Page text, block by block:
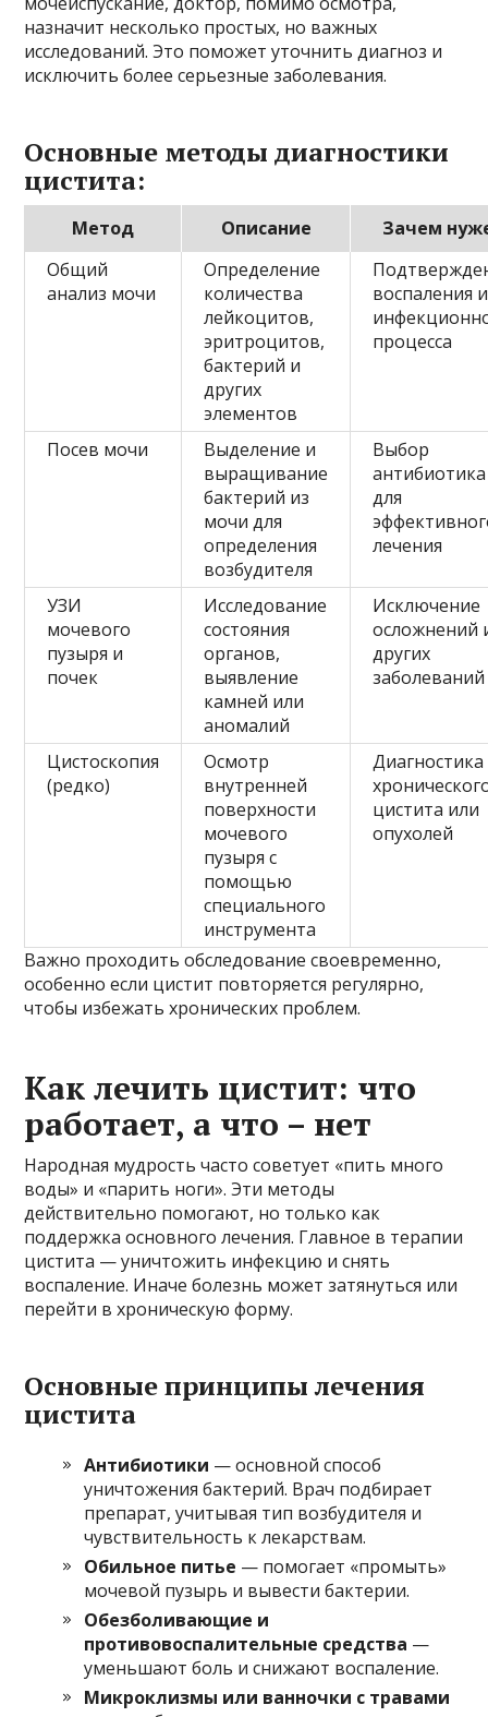
назначит несколько простых, но важных
исследований. Это поможет уточнить диагноз и
исключить более серьезные заболевания.
Основные методы диагностики
цистита:
Метод Описание
Зачем
Общий
анализ мочи
Определение
количества
лейкоцитов,
эритроцитов,
бактерий и
других
элементов
воспаления и
процесса
Посев мочи
Выделение и
выращивание
бактерий из
мочи для
определения
возбудителя
Выбор
антибиотика
для
лечения
УЗИ
мочевого
пузыря и
почек
Исследование
состояния
органов,
выявление
камней или
аномалий
Исключение
осложнений
других
заболеваний
Цистоскопия
(редко)
Осмотр
внутренней
поверхности
мочевого
пузыря с
помощью
специального
инструмента
Диагностика
цистита или
опухолей
Важно проходить обследование своевременно,
особенно если цистит повторяется регулярно,
чтобы избежать хронических проблем.
Как лечить цистит: что
работает, а что – нет
Народная мудрость часто советует «пить много
воды» и «парить ноги». Эти методы
действительно помогают, но только как
поддержка основного лечения. Главное в терапии
цистита — уничтожить инфекцию и снять
воспаление. Иначе болезнь может затянуться или
перейти в хроническую форму.
Основные принципы лечения
цистита
Антибиотики — основной способ
уничтожения бактерий. Врач подбирает
препарат, учитывая тип возбудителя и
чувствительность к лекарствам.
Обильное питье — помогает «промыть»
мочевой пузырь и вывести бактерии.
Обезболивающие и
противовоспалительные средства —
уменьшают боль и снижают воспаление.
Микроклизмы или ванночки с травами